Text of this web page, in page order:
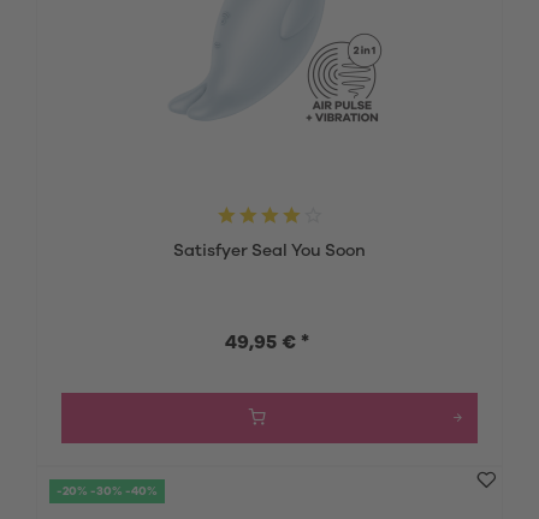
Satisfyer Seal You Soon
49,95 € *
-20% -30% -40%